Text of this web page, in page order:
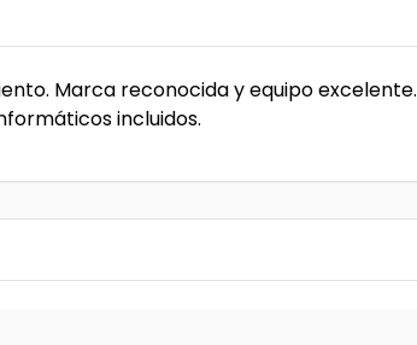
Marca reconocida y equipo excelente.
incluidos.